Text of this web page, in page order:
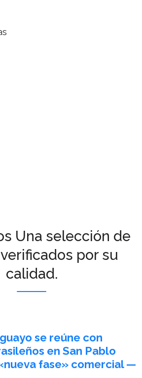
Una selección de
por su
calidad.
se reúne con
en San Pablo
fase» comercial —